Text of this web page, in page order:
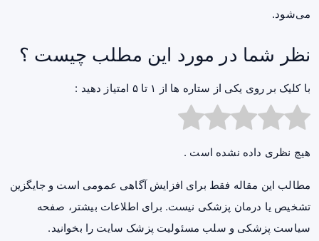
می‌شود.
نظر شما در مورد این مطلب چیست ؟
با کلیک بر روی یکی از ستاره ها از ۱ تا ۵ امتیاز دهید :
هیچ نظری داده نشده است .
مطالب این مقاله فقط برای افزایش آگاهی عمومی است و جایگزین
تشخیص یا درمان پزشکی نیست. برای اطلاعات بیشتر، صفحه
سیاست پزشکی و سلب مسئولیت پزشک سایت را بخوانید.